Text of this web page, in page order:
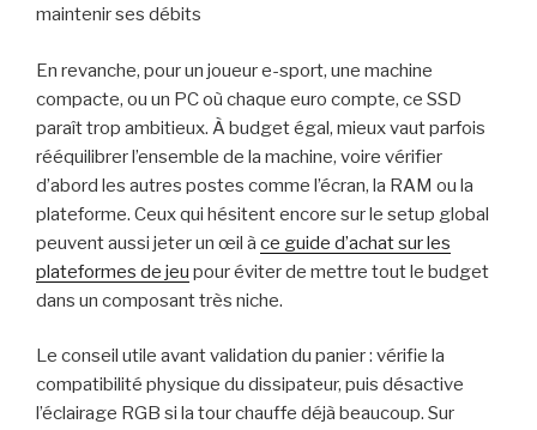
maintenir ses débits
En revanche, pour un joueur e-sport, une machine
compacte, ou un PC où chaque euro compte, ce SSD
paraît trop ambitieux. À budget égal, mieux vaut parfois
rééquilibrer l’ensemble de la machine, voire vérifier
d’abord les autres postes comme l’écran, la RAM ou la
plateforme. Ceux qui hésitent encore sur le setup global
peuvent aussi jeter un œil à ce guide d’achat sur les
plateformes de jeu pour éviter de mettre tout le budget
dans un composant très niche.
Le conseil utile avant validation du panier : vérifie la
compatibilité physique du dissipateur, puis désactive
l’éclairage RGB si la tour chauffe déjà beaucoup. Sur